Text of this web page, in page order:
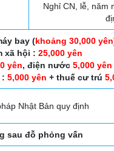
Nghỉ CN, lễ, năm
bay (khoảng 30,000 yên
xã hội :25,000 yên
yên, điện nước5,000 yên
: 5,000 yên + thuế cư trú
Nhật Bản quy định
sau đỗ phỏng vấn